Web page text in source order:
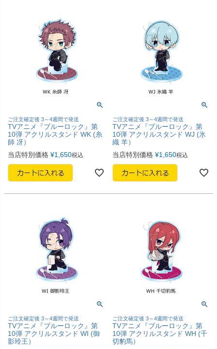
ご注文確定後 3～4週間で発送
TVアニメ『ブルーロック』第
10弾 アクリルスタンド WK (糸
師 冴）
当店特別価格 ¥1,650税込
ご注文確定後 3～4週間で発送
TVアニメ『ブルーロック』第
10弾 アクリルスタンド WJ (氷
織 羊）
当店特別価格 ¥1,650税込
ご注文確定後 3～4週間で発送
TVアニメ『ブルーロック』第
10弾 アクリルスタンド WI (御
影玲王）
ご注文確定後 3～4週間で発送
TVアニメ『ブルーロック』第
10弾 アクリルスタンド WH (千
切豹馬）